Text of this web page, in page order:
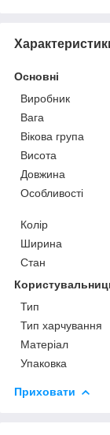
Основні
Виробник
Вага
Вікова група
Висота
Довжина
Особливості
Колір
Ширина
Стан
Тип
Тип харчування
Матеріал
Упаковка
Приховати